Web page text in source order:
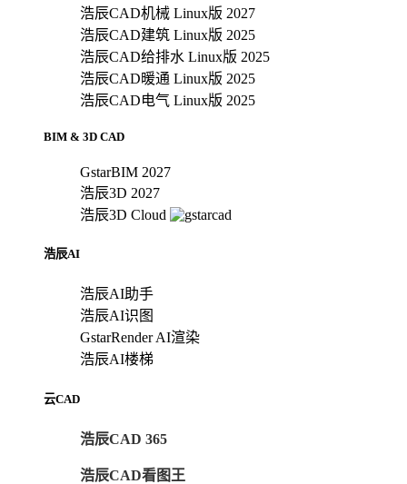
浩辰CAD机械 Linux版 2027
浩辰CAD建筑 Linux版 2025
浩辰CAD给排水 Linux版 2025
浩辰CAD暖通 Linux版 2025
浩辰CAD电气 Linux版 2025
BIM & 3D CAD
GstarBIM 2027
浩辰3D 2027
浩辰3D Cloud
浩辰AI
浩辰AI助手
浩辰AI识图
GstarRender AI渲染
浩辰AI楼梯
云CAD
浩辰CAD 365
浩辰CAD看图王